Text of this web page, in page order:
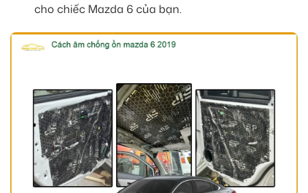
cho chiếc Mazda 6 của bạn.